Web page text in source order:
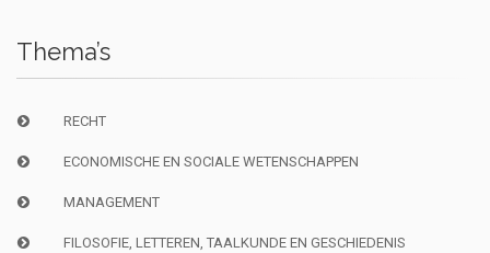
Thema’s
RECHT
ECONOMISCHE EN SOCIALE WETENSCHAPPEN
MANAGEMENT
FILOSOFIE, LETTEREN, TAALKUNDE EN GESCHIEDENIS